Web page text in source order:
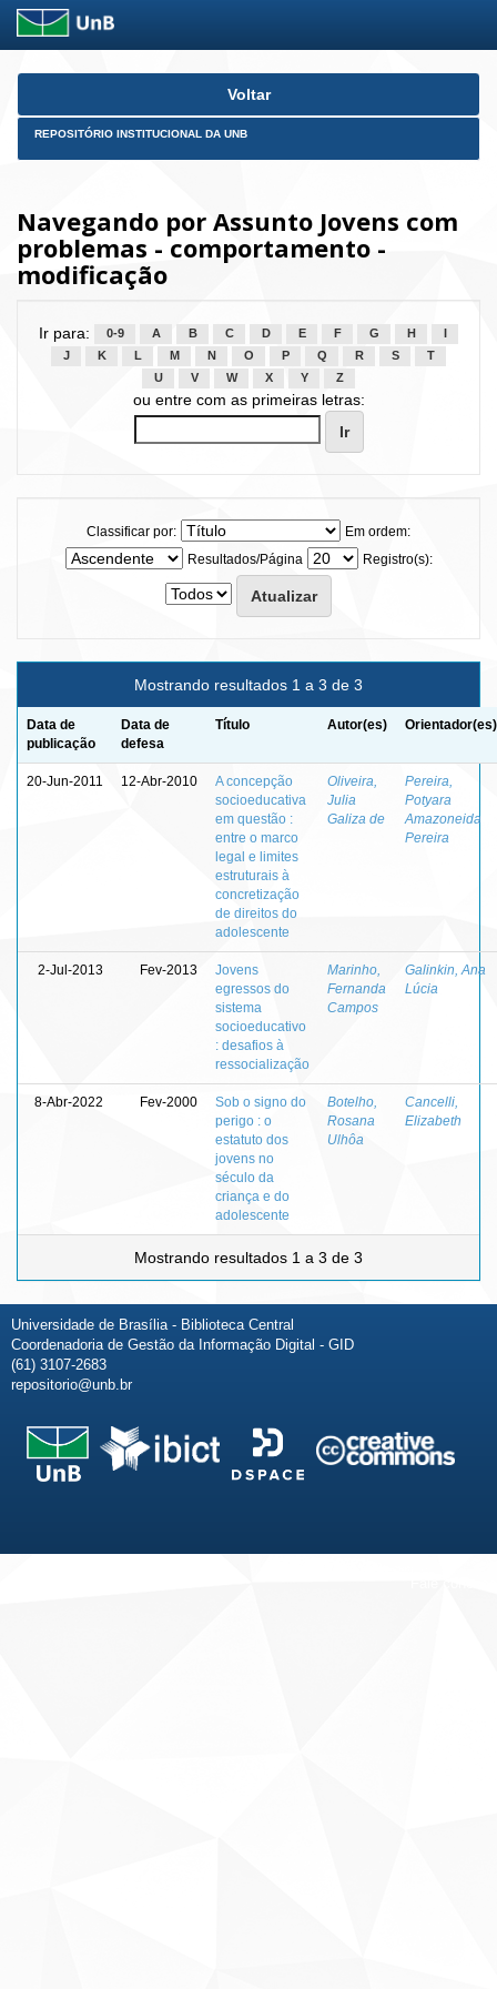
Skip
Voltar
REPOSITÓRIO INSTITUCIONAL DA UNB
Navegando por Assunto Jovens com
problemas - comportamento -
modificação
Ir para: 0-9 A B C D E F G H
J
K L M N O P Q R S
T
U
V W X Y Z
ou entre com as primeiras letras:
Classificar por:
Em ordem:
Resultados/Página
Registro(s):
Mostrando resultados 1 a 3 de 3
Data de
publicação
Data de
defesa
Título Autor(es) Orientador(es)
20-Jun-2011 12-Abr-2010
A concepção
socioeducativa
em questão :
entre o marco
legal e limites
estruturais à
concretização
de direitos do
adolescente
Oliveira,
Julia
Galiza de
Pereira,
Potyara
Amazoneida
Pereira
2-Jul-2013 Fev-2013
Jovens
egressos do
sistema
socioeducativo
: desafios à
ressocialização
Marinho,
Fernanda
Campos
Galinkin, Ana
Lúcia
8-Abr-2022 Fev-2000
Sob o signo do
perigo : o
estatuto dos
jovens no
século da
criança e do
adolescente
Botelho,
Rosana
Ulhôa
Cancelli,
Elizabeth
Mostrando resultados 1 a 3 de 3
Universidade de Brasília - Biblioteca Central
Coordenadoria de Gestão da Informação Digital - GID
(61) 3107-2683
repositorio@unb.br